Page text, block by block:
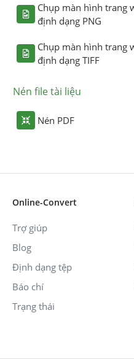
Chụp màn hình trang
định dạng PNG
Chụp màn hình trang
định dạng TIFF
Nén file tài liệu
Nén PDF
Online-Convert
Trợ giúp
Blog
Định dạng tệp
Báo chí
Trạng thái